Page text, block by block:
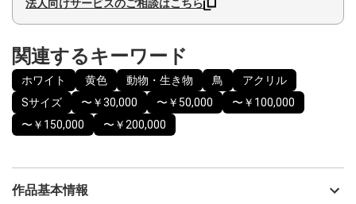
法人向けサービスのご相談はこちら
関連するキーワード
ホワイト 黄色 動物・生き物 鳥
アクリル
Sサイズ
〜￥30,000 〜￥50,000
〜￥100,000
〜￥150,000
〜￥200,000
作品基本情報